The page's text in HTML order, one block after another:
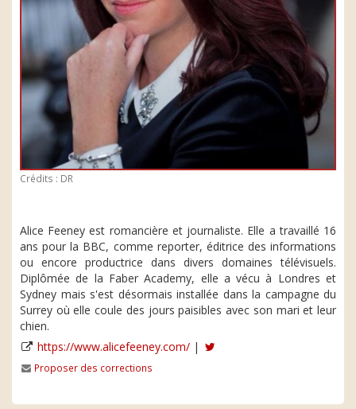
Crédits : DR
Alice Feeney est romancière et journaliste. Elle a travaillé 16
ans pour la BBC, comme reporter, éditrice des informations
ou encore productrice dans divers domaines télévisuels.
Diplômée de la Faber Academy, elle a vécu à Londres et
Sydney mais s'est désormais installée dans la campagne du
Surrey où elle coule des jours paisibles avec son mari et leur
chien.
https://www.alicefeeney.com/ |
Proposer des corrections